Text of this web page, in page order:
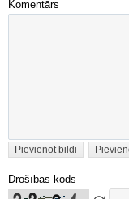
Komentārs
Pievienot bildi
Drošības kods